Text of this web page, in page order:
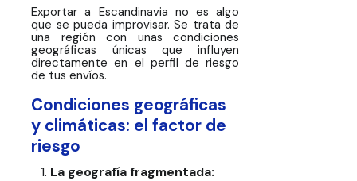
Exportar a Escandinavia no es algo
que se pueda improvisar. Se trata de
una región con unas condiciones
geográficas únicas que influyen
directamente en el perfil de riesgo
de tus envíos.
Condiciones geográficas
y climáticas: el factor de
riesgo
La geografía fragmentada: